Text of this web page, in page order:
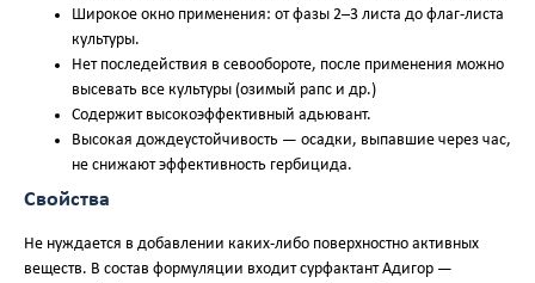
Широкое окно применения: от фазы 2–3 листа до флаг-листа
культуры.
Нет последействия в севообороте, после применения можно
высевать все культуры (озимый рапс и др.)
Содержит высокоэффективный адьювант.
Высокая дождеустойчивость — осадки, выпавшие через час,
не снижают эффективность гербицида.
Свойства
Не нуждается в добавлении каких-либо поверхностно активных
веществ. В состав формуляции входит сурфактант Адигор —